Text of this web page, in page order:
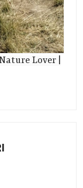
Nature Lover